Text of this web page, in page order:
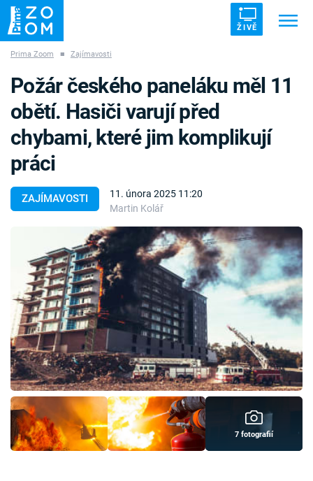
ŽIVĚ
ZÁHADY VETŘELCI DÁVNOVĚKU
Témata
Pořady
TV Program
Časopis
Sledujte prima+
Přihlášení
Prima Zoom ■ Zajímavosti
ZAJÍMAVOSTI
11. února 2025 11:20
Martin Kolář
Požár českého paneláku měl 11
obětí. Hasiči varují před
chybami, které jim komplikují
práci
7 fotografií